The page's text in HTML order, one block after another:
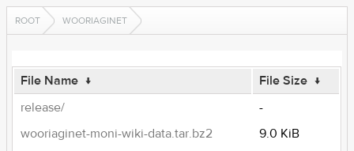
ROOT WOORIAGINET
File Name ↓ File Size ↓
release/
-
wooriaginet-moni-wiki-data.tar.bz2
9.0 KiB